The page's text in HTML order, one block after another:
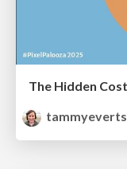
tammyeverts